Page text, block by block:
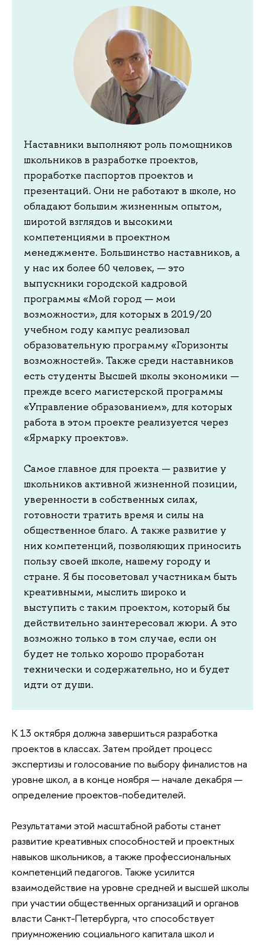
Наставники выполняют роль помощников
школьников в разработке проектов,
проработке паспортов проектов и
презентаций. Они не работают в школе, но
обладают большим жизненным опытом,
широтой взглядов и высокими
компетенциями в проектном
менеджменте. Большинство наставников, а
у нас их более 60 человек, — это
выпускники городской кадровой
программы «Мой город — мои
возможности», для которых в 2019/20
учебном году кампус реализовал
образовательную программу «Горизонты
возможностей». Также среди наставников
есть студенты Высшей школы экономики —
прежде всего магистерской программы
«Управление образованием», для которых
работа в этом проекте реализуется через
«Ярмарку проектов».
Самое главное для проекта — развитие у
школьников активной жизненной позиции,
уверенности в собственных силах,
готовности тратить время и силы на
общественное благо. А также развитие у
них компетенций, позволяющих приносить
пользу своей школе, нашему городу и
стране. Я бы посоветовал участникам быть
креативными, мыслить широко и
выступить с таким проектом, который бы
действительно заинтересовал жюри. А это
возможно только в том случае, если он
будет не только хорошо проработан
технически и содержательно, но и будет
идти от души.
К 13 октября должна завершиться разработка
проектов в классах. Затем пройдет процесс
экспертизы и голосование по выбору финалистов на
уровне школ, а в конце ноября — начале декабря —
определение проектов-победителей.
Результатами этой масштабной работы станет
развитие креативных способностей и проектных
навыков школьников, а также профессиональных
компетенций педагогов. Также усилится
взаимодействие на уровне средней и высшей школы
при участии общественных организаций и органов
власти Санкт-Петербурга, что способствует
приумножению социального капитала школ и